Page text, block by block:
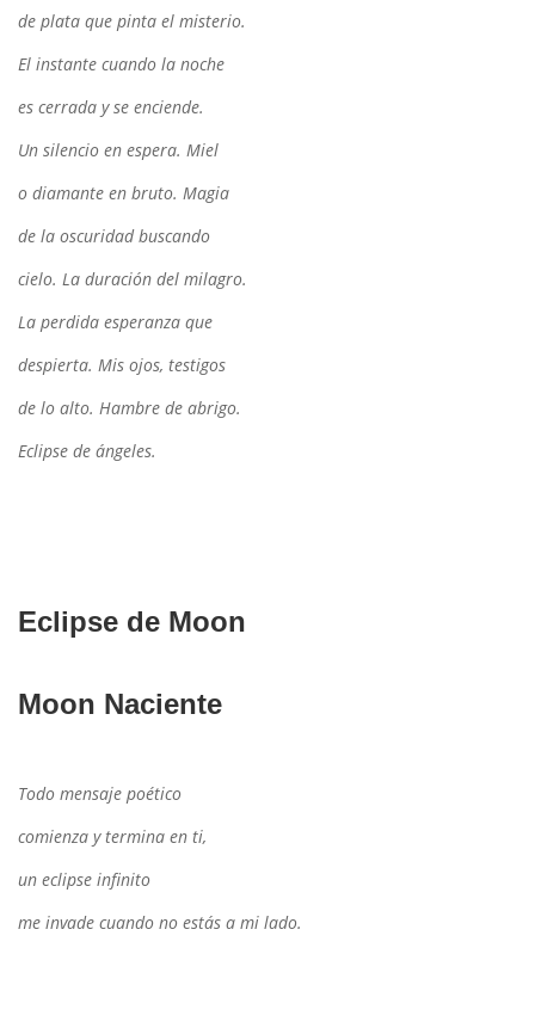
de plata que pinta el misterio.
El instante cuando la noche
es cerrada y se enciende.
Un silencio en espera. Miel
o diamante en bruto. Magia
de la oscuridad buscando
cielo. La duración del milagro.
La perdida esperanza que
despierta. Mis ojos, testigos
de lo alto. Hambre de abrigo.
Eclipse de ángeles.
Eclipse de Moon
Moon Naciente
Todo mensaje poético
comienza y termina en ti,
un eclipse infinito
me invade cuando no estás a mi lado.